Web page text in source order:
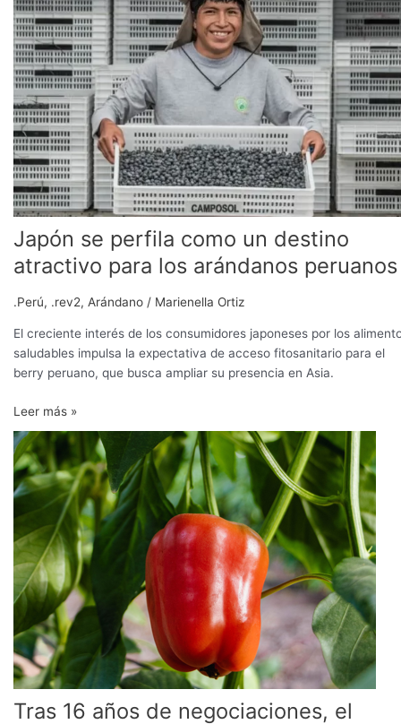
Japón se perfila como un destino
atractivo para los arándanos peruanos
.Perú, .rev2, Arándano / Marienella Ortiz
El creciente interés de los consumidores japoneses por los
saludables impulsa la expectativa de acceso fitosanitario para el
berry peruano, que busca ampliar su presencia en Asia.
perfila
como
un
destino
atractivo
para
los
arándanos
peruanos
Leer más »
Tras 16 años de negociaciones, el
Tras
16
años
de
negociaciones,
el
pimiento
morrón
producido
en
México
llegará
a